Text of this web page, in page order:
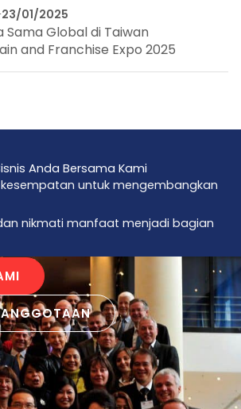
23/01/2025
Sama Global di Taiwan
and Franchise Expo 2025
Anda Bersama Kami
untuk mengembangkan
nikmati manfaat menjadi bagian